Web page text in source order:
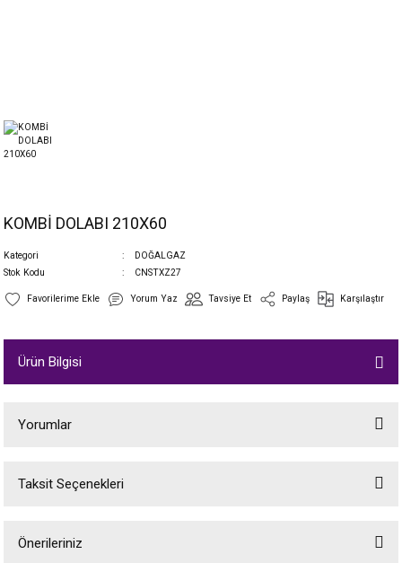
KOMBİ DOLABI 210X60
Kategori
DOĞALGAZ
Stok Kodu
CNSTXZ27
Yorum Yaz Tavsiye Et Paylaş Karşılaştır
Ürün Bilgisi
Yorumlar
Taksit Seçenekleri
Önerileriniz